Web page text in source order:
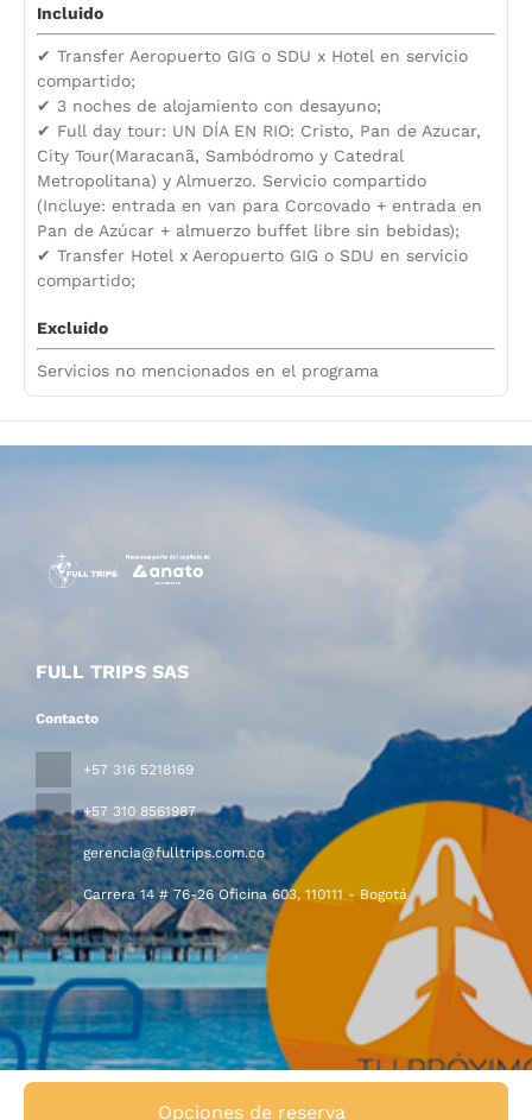
Opciones de reserva
Incluido
✔ Transfer Aeropuerto GIG o SDU x Hotel en servicio
compartido;
✔ 3 noches de alojamiento con desayuno;
✔ Full day tour: UN DÍA EN RIO: Cristo, Pan de Azucar,
City Tour(Maracanã, Sambódromo y Catedral
Metropolitana) y Almuerzo. Servicio compartido
(Incluye: entrada en van para Corcovado + entrada en
Pan de Azúcar + almuerzo buffet libre sin bebidas);
✔ Transfer Hotel x Aeropuerto GIG o SDU en servicio
compartido;
Excluido
Servicios no mencionados en el programa
FULL TRIPS SAS
Contacto
+57 316 5218169
+57 310 8561987
gerencia@fulltrips.com.co
Carrera 14 # 76-26 Oficina 603, 110111 - Bogotá
Políticas de turismo